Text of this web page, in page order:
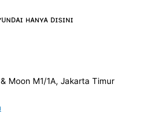
ʜᴀɴʏᴀ ᴅɪsɪɴɪ
Moon M1/1A, Jakarta Timur